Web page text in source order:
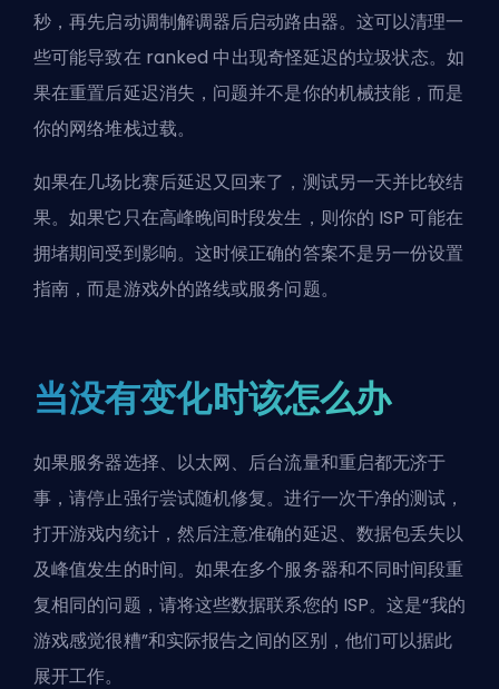
秒，再先启动调制解调器后启动路由器。这可以清理一
些可能导致在 ranked 中出现奇怪延迟的垃圾状态。如
果在重置后延迟消失，问题并不是你的机械技能，而是
你的网络堆栈过载。
如果在几场比赛后延迟又回来了，测试另一天并比较结
果。如果它只在高峰晚间时段发生，则你的 ISP 可能在
拥堵期间受到影响。这时候正确的答案不是另一份设置
指南，而是游戏外的路线或服务问题。
当没有变化时该怎么办
如果服务器选择、以太网、后台流量和重启都无济于
事，请停止强行尝试随机修复。进行一次干净的测试，
打开游戏内统计，然后注意准确的延迟、数据包丢失以
及峰值发生的时间。如果在多个服务器和不同时间段重
复相同的问题，请将这些数据联系您的 ISP。这是“我的
游戏感觉很糟”和实际报告之间的区别，他们可以据此
展开工作。